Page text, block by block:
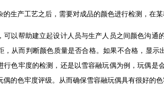
的生产工艺之后，需要对成品的颜色进行检测，在
可以帮助建立起设计人员与生产人员之间颜色沟
，从而判断颜色质量是否合格。如果不合格，显
行色牢度的检测，还是以雪容融玩偶为例，玩偶
偶的色牢度评级。从而确保雪容融玩偶具有很好的色